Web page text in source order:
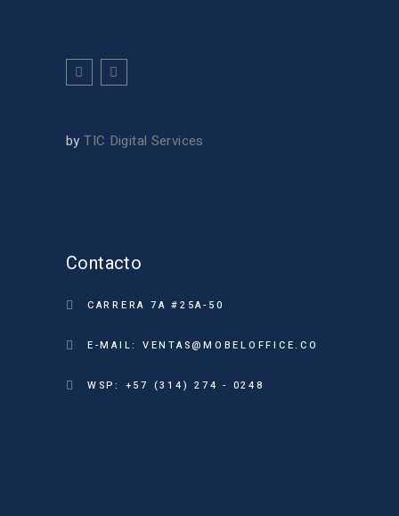
byTIC Digital Services
Contacto
CARRERA 7A #25A-50
E-MAIL: VENTAS@MOBELOFFICE.CO
WSP: +57 (314) 274 - 0248